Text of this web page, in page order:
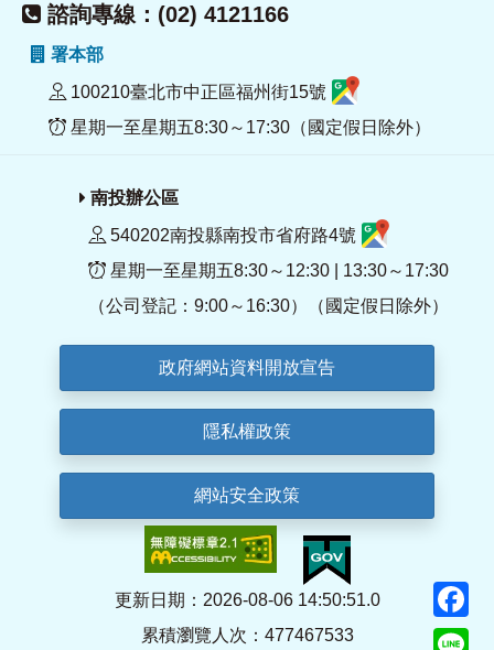
諮詢專線：(02) 4121166
署本部
100210臺北市中正區福州街15號
星期一至星期五8:30～17:30（國定假日除外）
南投辦公區
540202南投縣南投市省府路4號
星期一至星期五8:30～12:30 | 13:30～17:30
（公司登記：9:00～16:30）（國定假日除外）
政府網站資料開放宣告
隱私權政策
網站安全政策
更新日期：2026-08-06 14:50:51.0
累積瀏覽人次：477467533